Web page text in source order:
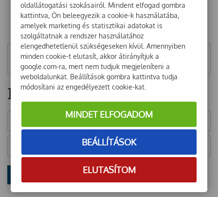
Mentett szűrők
Hírlevél
oldallátogatási szokásairól. Mindent elfogad gombra
kattintva, Ön beleegyezik a cookie-k használatába,
amelyek marketing és statisztikai adatokat is
szolgáltatnak a rendszer használatához
elengedhetetlenül szükségeseken kívül. Amennyiben
minden cookie-t elutasít, akkor átirányítjuk a
google.com-ra, mert nem tudjuk megjeleníteni a
weboldalunkat. Beállítások gombra kattintva tudja
módosítani az engedélyezett cookie-kat.
MINDET ELFOGADOM
BEÁLLÍTÁSOK
ELUTASÍTOM